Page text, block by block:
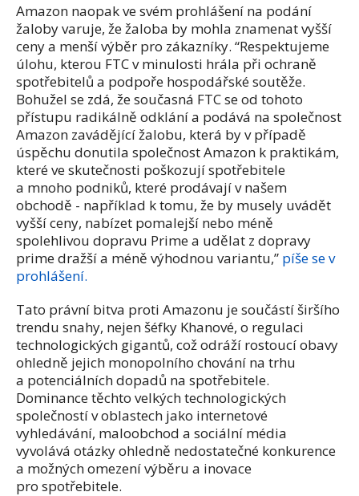
Amazon naopak ve svém prohlášení na podání
žaloby varuje, že žaloba by mohla znamenat vyšší
ceny a menší výběr pro zákazníky. “Respektujeme
úlohu, kterou FTC v minulosti hrála při ochraně
spotřebitelů a podpoře hospodářské soutěže.
Bohužel se zdá, že současná FTC se od tohoto
přístupu radikálně odklání a podává na společnost
Amazon zavádějící žalobu, která by v případě
úspěchu donutila společnost Amazon k praktikám,
které ve skutečnosti poškozují spotřebitele
a mnoho podniků, které prodávají v našem
obchodě - například k tomu, že by musely uvádět
vyšší ceny, nabízet pomalejší nebo méně
spolehlivou dopravu Prime a udělat z dopravy
prime dražší a méně výhodnou variantu,” píše se v
prohlášení.
Tato právní bitva proti Amazonu je součástí širšího
trendu snahy, nejen šéfky Khanové, o regulaci
technologických gigantů, což odráží rostoucí obavy
ohledně jejich monopolního chování na trhu
a potenciálních dopadů na spotřebitele.
Dominance těchto velkých technologických
společností v oblastech jako internetové
vyhledávání, maloobchod a sociální média
vyvolává otázky ohledně nedostatečné konkurence
a možných omezení výběru a inovace
pro spotřebitele.